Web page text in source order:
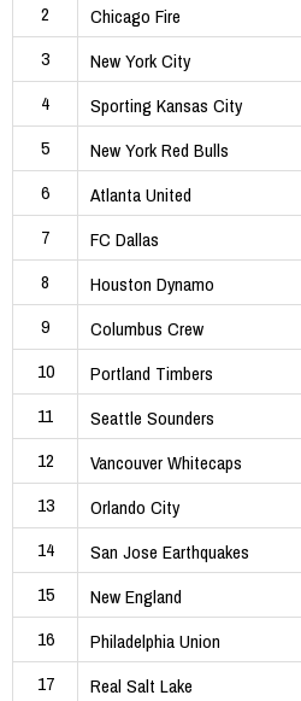
2
Chicago Fire
3
New York City
4
Sporting Kansas City
5
New York Red Bulls
6
Atlanta United
7
FC Dallas
8
Houston Dynamo
9
Columbus Crew
10
Portland Timbers
11
Seattle Sounders
12
Vancouver Whitecaps
13
Orlando City
14
San Jose Earthquakes
15
New England
16
Philadelphia Union
17
Real Salt Lake